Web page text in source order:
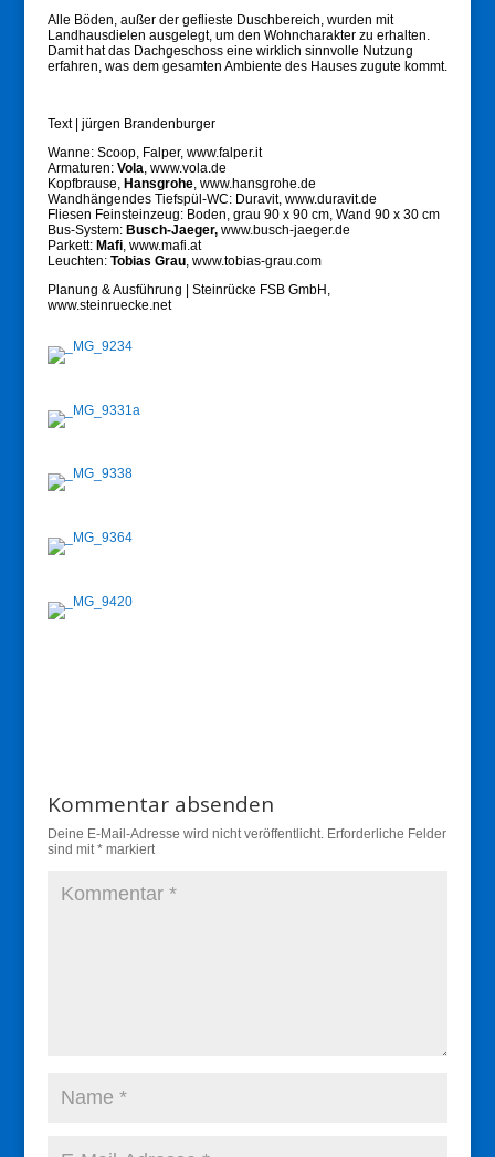
Alle Böden, außer der geflieste Duschbereich, wurden mit
Landhausdielen ausgelegt, um den Wohncharakter zu erhalten.
Damit hat das Dachgeschoss eine wirklich sinnvolle Nutzung
erfahren, was dem gesamten Ambiente des Hauses zugute kommt.
Text | jürgen Brandenburger
Wanne: Scoop, Falper, www.falper.it
Armaturen: Vola, www.vola.de
Kopfbrause, Hansgrohe, www.hansgrohe.de
Wandhängendes Tiefspül-WC: Duravit, www.duravit.de
Fliesen Feinsteinzeug: Boden, grau 90 x 90 cm, Wand 90 x 30 cm
Bus-System: Busch-Jaeger,www.busch-jaeger.de
Parkett: Mafi, www.mafi.at
Leuchten: Tobias Grau, www.tobias-grau.com
Planung & Ausführung | Steinrücke FSB GmbH,
www.steinruecke.net
Kommentar absenden
Deine E-Mail-Adresse wird nicht veröffentlicht. Erforderliche Felder
sind mit *markiert